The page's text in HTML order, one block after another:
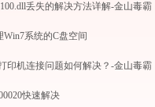
丢失的解决方法详解-金山毒霸
系统的C盘空间
印机连接问题如何解决？-金山毒霸
快速解决